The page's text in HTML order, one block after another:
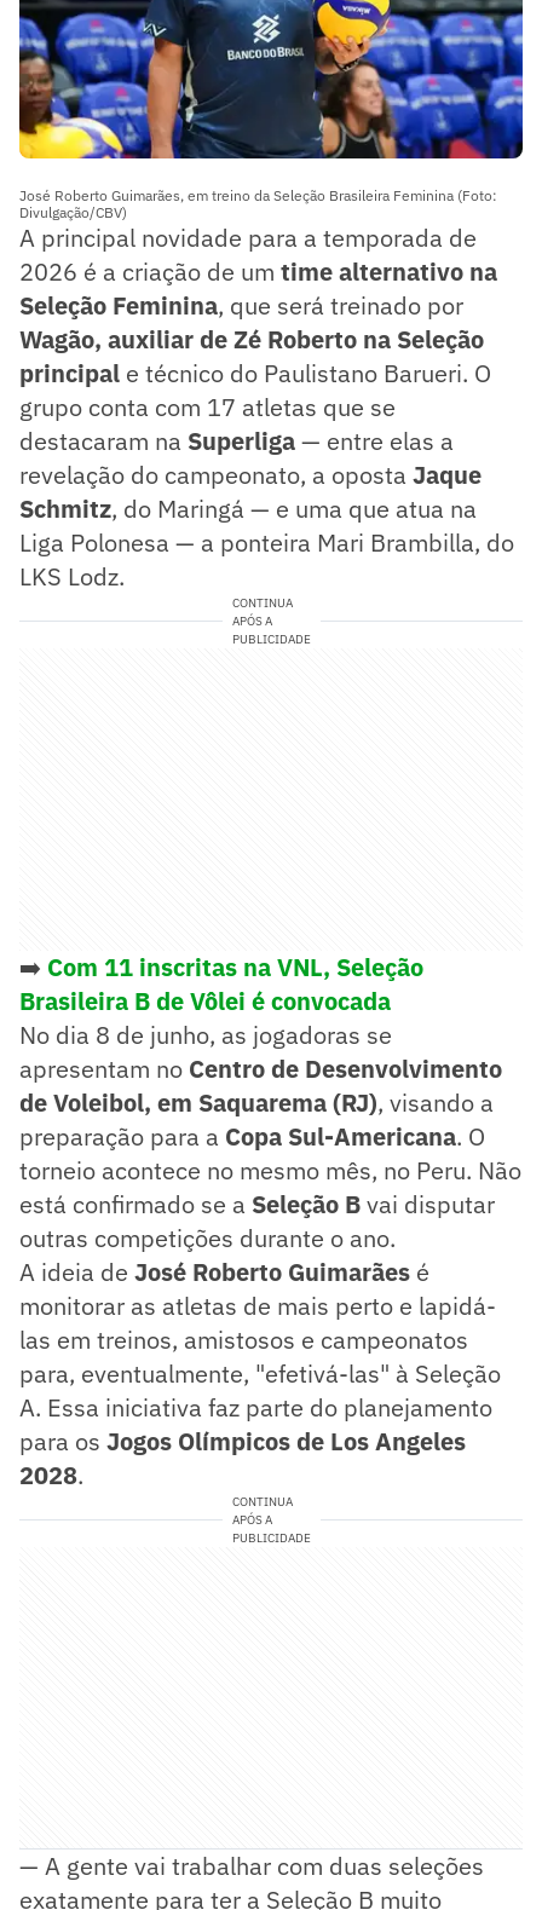
José Roberto Guimarães, em treino da Seleção Brasileira Feminina (Foto:
Divulgação/CBV)
A principal novidade para a temporada de
2026 é a criação de um time alternativo na
Seleção Feminina, que será treinado por
Wagão, auxiliar de Zé Roberto na Seleção
principal e técnico do Paulistano Barueri. O
grupo conta com 17 atletas que se
destacaram na Superliga— entre elas a
revelação do campeonato, a oposta Jaque
Schmitz, do Maringá — e uma que atua na
Liga Polonesa — a ponteira Mari Brambilla, do
LKS Lodz.
CONTINUA
APÓS A
PUBLICIDADE
➡️ Com 11 inscritas na VNL, Seleção
Brasileira B de Vôlei é convocada
No dia 8 de junho, as jogadoras se
apresentam no Centro de Desenvolvimento
de Voleibol, em Saquarema (RJ), visando a
preparação para a Copa Sul-Americana. O
torneio acontece no mesmo mês, no Peru. Não
está confirmado se a Seleção Bvai disputar
outras competições durante o ano.
A ideia de José Roberto Guimarães é
monitorar as atletas de mais perto e lapidá-
las em treinos, amistosos e campeonatos
para, eventualmente, "efetivá-las" à Seleção
A. Essa iniciativa faz parte do planejamento
para os Jogos Olímpicos de Los Angeles
2028.
CONTINUA
APÓS A
PUBLICIDADE
— A gente vai trabalhar com duas seleções
exatamente para ter a Seleção B muito